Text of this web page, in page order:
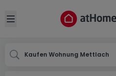
Open sidebar
Kaufen Wohnung Mettlach
Ort
Abbrechen